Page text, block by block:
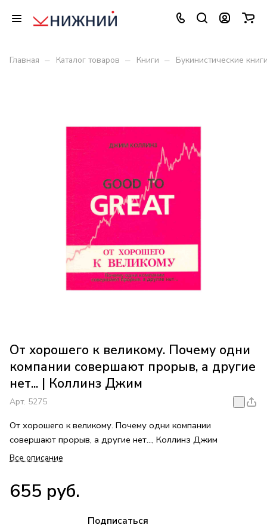
Главная – Каталог товаров – Книги – Букинистические
От хорошего к великому. Почему одни
компании совершают прорыв, а другие
нет... | Коллинз Джим
Арт. 5275
От хорошего к великому. Почему одни компании
совершают прорыв, а другие нет..., Коллинз Джим
Все описание
655 руб.
Подписаться